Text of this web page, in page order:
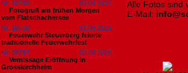
Nr. 18799
03.08.2026
Fotogruß am frühen Morgen
vom Flatschachersee
Nr. 18798
02.08.2026
Feuerwehr Steuerberg feierte
traditionelle Feuerwehrfest
Nr. 18797
02.08.2026
Vernissage Eröffnung in
Grosskirchheim
Alle Fotos sind
E-Mail: